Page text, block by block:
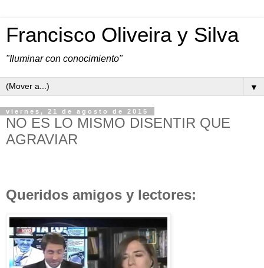
Francisco Oliveira y Silva
"Iluminar con conocimiento"
▼
viernes, 21 de agosto de 2015
NO ES LO MISMO DISENTIR QUE
AGRAVIAR
Queridos amigos y lectores: